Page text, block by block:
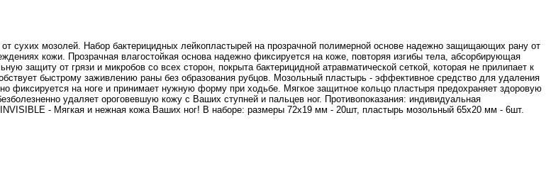
сухих мозолей. Набор бактерицидных лейкопластырей на прозрачной полимерной основе надежно защищающих рану от
кожи. Прозрачная влагостойкая основа надежно фиксируется на коже, повторяя изгибы тела, абсорбирующая
защиту от грязи и микробов со всех сторон, покрыта бактерицидной атравматической сеткой, которая не прилипает к
быстрому заживлению раны без образования рубцов. Мозольный пластырь - эффективное средство для удаления
фиксируется на ноге и принимает нужную форму при ходьбе. Мягкое защитное кольцо пластыря предохраняет здоровую
удаляет ороговевшую кожу с Ваших ступней и пальцев ног. Противопоказания: индивидуальная
- Мягкая и нежная кожа Ваших ног! В наборе: размеры 72х19 мм - 20шт, пластырь мозольный 65х20 мм - 6шт.